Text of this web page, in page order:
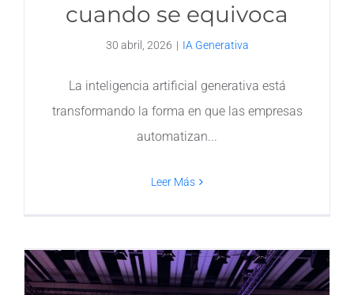
cuando se equivoca
30 abril, 2026 | IA Generativa
La inteligencia artificial generativa está
transformando la forma en que las empresas
automatizan
Leer Más